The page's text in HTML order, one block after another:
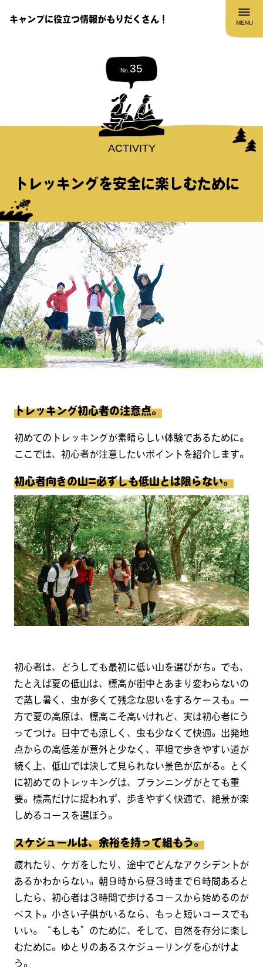
キャンプに役立つ情報がもりだくさん！ MENU
No. 35
ACTIVITY
トレッキングを安全に楽しむために
トレッキング初心者の注意点。
初めてのトレッキングが素晴らしい体験であるために。
ここでは、初心者が注意したいポイントを紹介します。
初心者向きの山=必ずしも低山とは限らない。
初心者は、どうしても最初に低い山を選びがち。でも、
たとえば夏の低山は、標高が街中とあまり変わらないの
で蒸し暑く、虫が多くて残念な思いをするケースも。一
方で夏の高原は、標高こそ高いけれど、実は初心者にう
ってつけ。日中でも涼しく、虫も少なくて快適。出発地
点からの高低差が意外と少なく、平坦で歩きやすい道が
続く上、低山では決して見られない景色が広がる。とく
に初めてのトレッキングは、プランニングがとても重
要。標高だけに捉われず、歩きやすく快適で、絶景が楽
しめるコースを選ぼう。
スケジュールは、余裕を持って組もう。
疲れたり、ケガをしたり、途中でどんなアクシデントが
あるかわからない。朝９時から昼３時まで６時間あると
したら、初心者は３時間で歩けるコースから始めるのが
ベスト。小さい子供がいるなら、もっと短いコースでも
いい。“もしも”のために、そして、自然を存分に楽し
むために。ゆとりのあるスケジューリングを心がけよ
う。